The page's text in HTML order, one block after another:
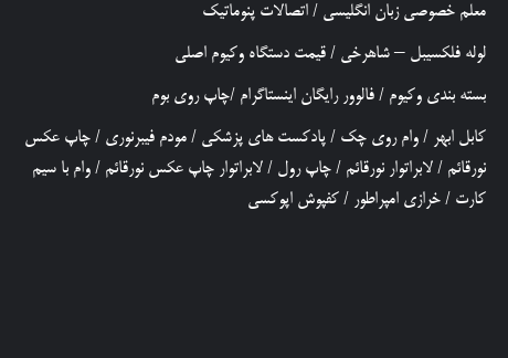
معلم خصوصی زبان انگلیسی / اتصالات پنوماتیک
لوله فلکسیبل – شاهرخی / قیمت دستگاه وکیوم اصلی
بسته بندی وکیوم / فالوور رایگان اینستاگرام /چاپ روی بوم
کابل ابهر / وام روی چک / پادکست های پزشکی / مودم فیبرنوری / چاپ عکس
نورقائم / لابراتوار نورقائم / چاپ رول / لابراتوار چاپ عکس نورقائم / وام با سیم
کارت / خرازی امپراطور / کفپوش اپوکسی